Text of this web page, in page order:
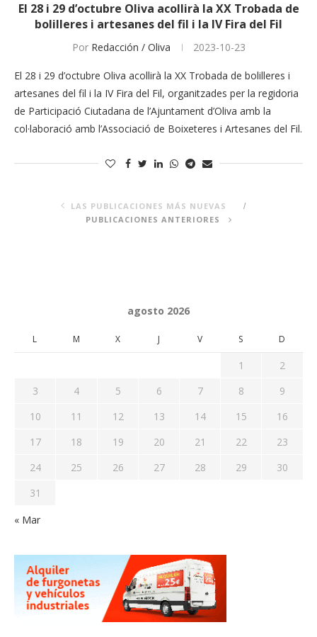
El 28 i 29 d’octubre Oliva acollirà la XX Trobada de
bolilleres i artesanes del fil i la IV Fira del Fil
Por Redacción / Oliva 2023-10-23
El 28 i 29 d’octubre Oliva acollirà la XX Trobada de bolilleres i
artesanes del fil i la IV Fira del Fil, organitzades per la regidoria
de Participació Ciutadana de l’Ajuntament d’Oliva amb la
col·laboració amb l’Associació de Boixeteres i Artesanes del Fil.
LAS PUBLICACIONES MÁS NUEVAS
PUBLICACIONES ANTERIORES
agosto 2026
L M X J V S D
1
2
3
4 5 6 7 8
9
10
11 12 13 14 15
16
17
18 19 20 21 22
23
24
25 26 27 28 29
30
31
« Mar